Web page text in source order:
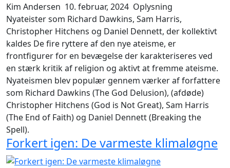
Kim Andersen 10. februar, 2024 Oplysning
Nyateister som Richard Dawkins, Sam Harris,
Christopher Hitchens og Daniel Dennett, der kollektivt
kaldes De fire ryttere af den nye ateisme, er
frontfigurer for en bevægelse der karakteriseres ved
en stærk kritik af religion og aktivt at fremme ateisme.
Nyateismen blev populær gennem værker af forfattere
som Richard Dawkins (The God Delusion), (afdøde)
Christopher Hitchens (God is Not Great), Sam Harris
(The End of Faith) og Daniel Dennett (Breaking the
Spell).
Forkert igen: De varmeste klimaløgne